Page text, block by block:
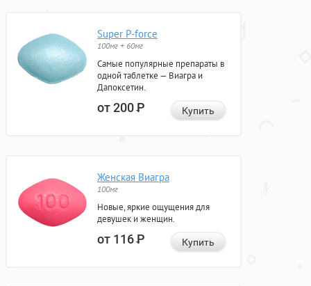
Super P-force
100мг + 60мг
Самые популярные препараты в
одной таблетке — Виагра и
Дапоксетин.
от 200Р Купить
Женская Виагра
100мг
Новые, яркие ощущения для
девушек и женщин.
от 116Р Купить